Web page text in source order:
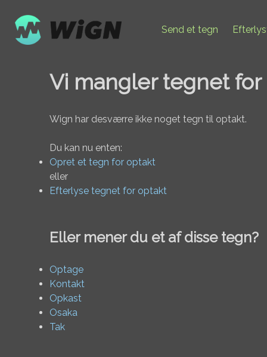
Send et tegn
Vi mangler tegnet for
Wign har desværre ikke noget tegn til optakt.
Du kan nu enten:
Opret et tegn for optakt
eller
Efterlyse tegnet for optakt
Eller mener du et af disse tegn?
Optage
Kontakt
Opkast
Osaka
Tak